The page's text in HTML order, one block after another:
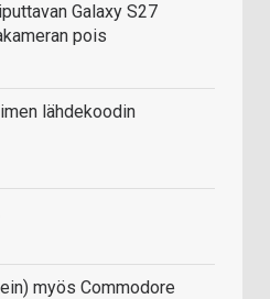
Galaxy S27
pois
lähdekoodin
myös Commodore